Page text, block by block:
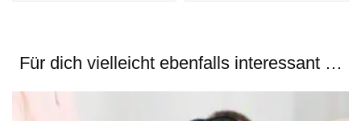
Für dich vielleicht ebenfalls interessant …